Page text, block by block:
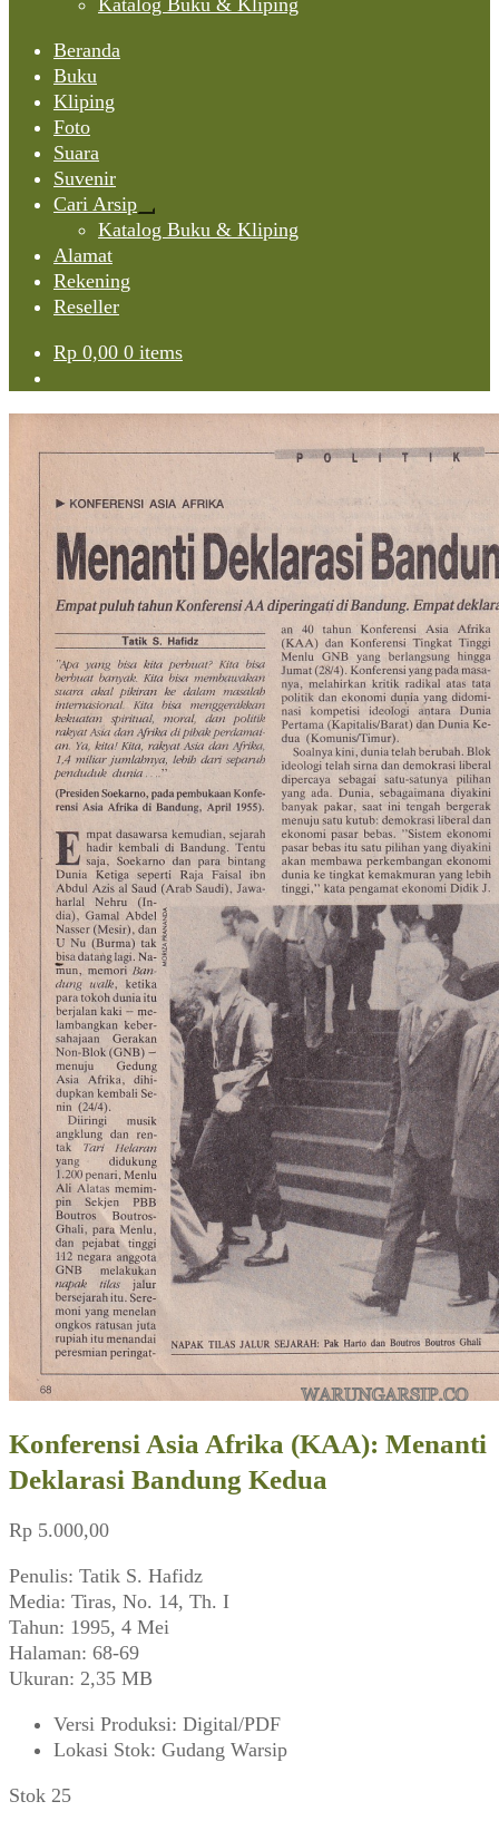
Katalog Buku & Kliping
Beranda
Buku
Kliping
Foto
Suara
Suvenir
Cari Arsip
Expand
child
Katalog Buku & Kliping
Alamat
Rekening
Reseller
Rp 0,00 0 items
Konferensi Asia Afrika (KAA): Menanti
Deklarasi Bandung Kedua
Rp 5.000,00
Penulis: Tatik S. Hafidz
Media: Tiras, No. 14, Th. I
Tahun: 1995, 4 Mei
Halaman: 68-69
Ukuran: 2,35 MB
Versi Produksi: Digital/PDF
Lokasi Stok: Gudang Warsip
Stok 25